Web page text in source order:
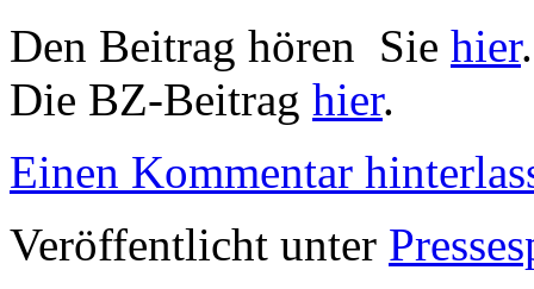
Den Beitrag hören Sie hier.
Die BZ-Beitrag hier.
Einen Kommentar
Veröffentlicht unter